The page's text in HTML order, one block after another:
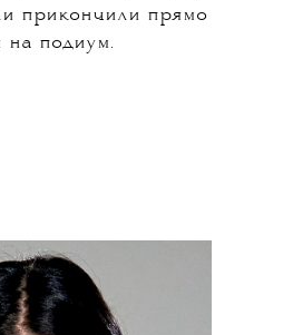
прикончили прямо
на подиум.